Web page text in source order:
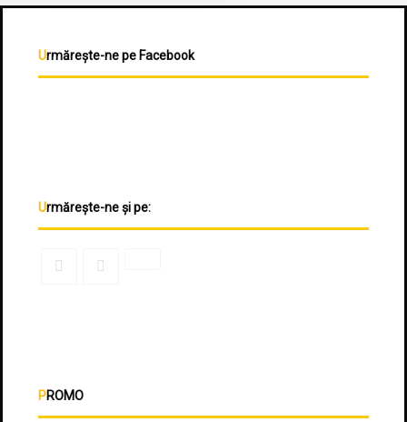
Urmărește-ne pe Facebook
Urmărește-ne și pe:
PROMO